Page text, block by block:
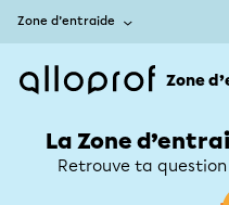
Zone d’entraide
Zone
La Zone
Retrouve ta